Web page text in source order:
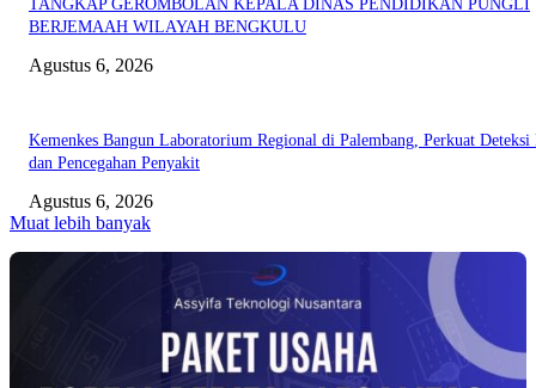
TANGKAP GEROMBOLAN KEPALA DINAS PENDIDIKAN PUNGLI
BERJEMAAH WILAYAH BENGKULU
Agustus 6, 2026
Kemenkes Bangun Laboratorium Regional di Palembang, Perkuat
dan Pencegahan Penyakit
Agustus 6, 2026
Muat lebih banyak